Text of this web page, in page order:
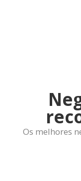
Os melhores